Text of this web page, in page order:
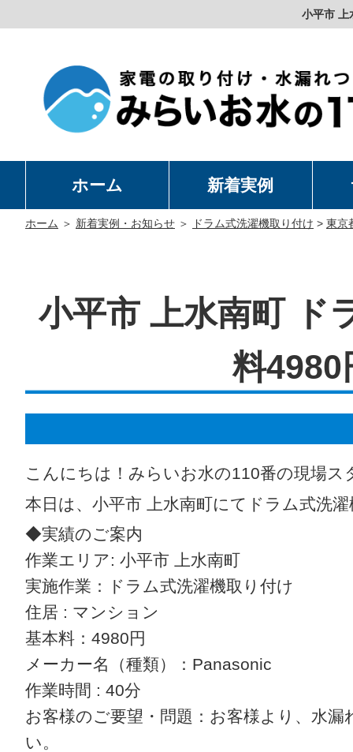
小平市 上
ホーム 新着実例
洗
温
卓
水
ホーム ＞ 新着実例・お知らせ ＞ ドラム式洗濯機取り付け > 東京
小平市 上水南町 ド
料
こんにちは！みらいお水の110番の現場ス
本日は、小平市 上水南町にてドラム式洗
◆実績のご案内
作業エリア: 小平市 上水南町
実施作業：ドラム式洗濯機取り付け
住居 : マンション
基本料：4980円
メーカー名（種類）：Panasonic
作業時間 : 40分
お客様のご要望・問題：お客様より、水
い。